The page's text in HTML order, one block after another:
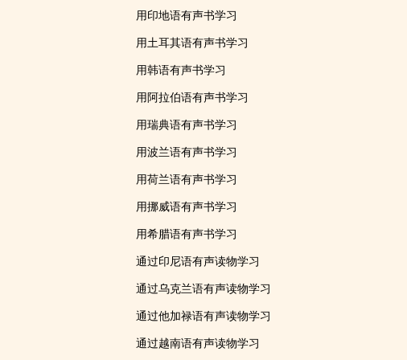
用印地语有声书学习
用土耳其语有声书学习
用韩语有声书学习
用阿拉伯语有声书学习
用瑞典语有声书学习
用波兰语有声书学习
用荷兰语有声书学习
用挪威语有声书学习
用希腊语有声书学习
通过印尼语有声读物学习
通过乌克兰语有声读物学习
通过他加禄语有声读物学习
通过越南语有声读物学习